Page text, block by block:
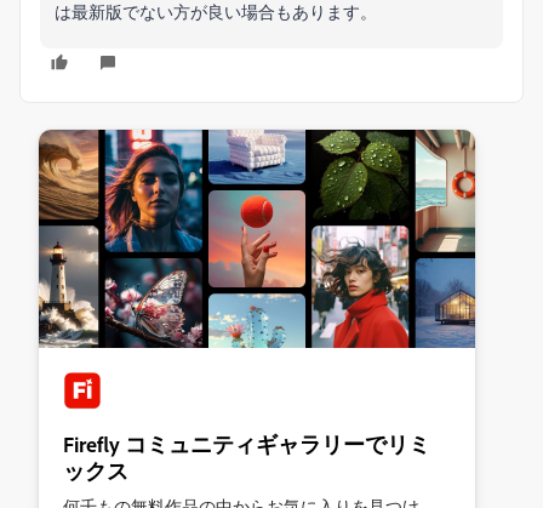
は最新版でない方が良い場合もあります。
Firefly コミュニティギャラリーでリミ
ックス